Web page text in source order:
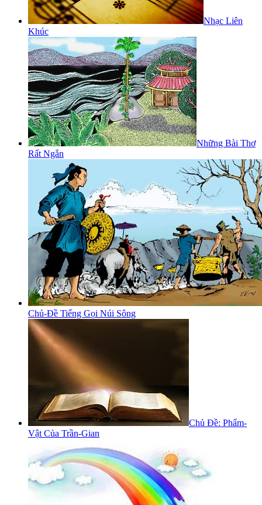
Nhạc Liên
Khúc
Những Bài Thơ
Rất Ngắn
Chủ-Đề Tiếng Gọi Núi Sông
Chủ Đề: Phẩm-
Vật Của Trần-Gian